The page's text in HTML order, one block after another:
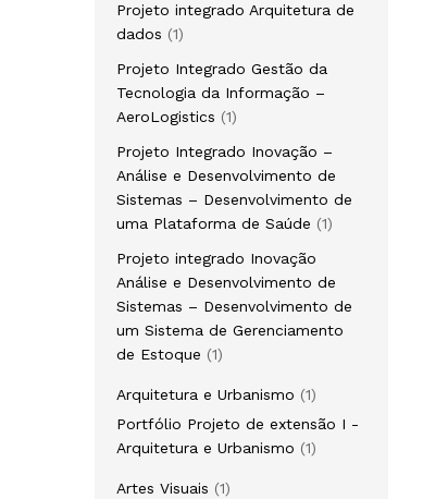
Projeto integrado Arquitetura de
dados
11
Projeto Integrado Gestão da
Tecnologia da Informação –
AeroLogistics
11
Projeto Integrado Inovação –
Análise e Desenvolvimento de
Sistemas – Desenvolvimento de
uma Plataforma de Saúde
11
Projeto integrado Inovação
Análise e Desenvolvimento de
Sistemas – Desenvolvimento de
um Sistema de Gerenciamento
de Estoque
11
Arquitetura e Urbanismo
11
produto
Portfólio Projeto de extensão I -
Arquitetura e Urbanismo
11
Artes Visuais
11